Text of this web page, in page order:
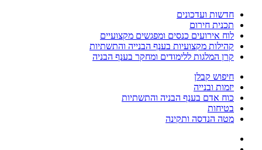
חדשות ועדכונים
תכנית חירום
לוח אירועים כנסים ומפגשים מקצועיים
קהילות מקצועיות בענף הבנייה והתשתיות
קרן המלגות ללימודים ומחקר בענף הבניה
חיפוש קבלן
יזמות ובנייה
כוח אדם בענף הבניה והתשתיות
בטיחות
מטה הנדסה ותקינה